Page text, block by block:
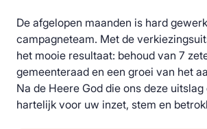
De afgelopen maanden is hard
campagneteam. Met de
het mooie resultaat: behoud van 7
gemeenteraad en een groei van het
Na de Heere God die ons deze
hartelijk voor uw inzet, stem en